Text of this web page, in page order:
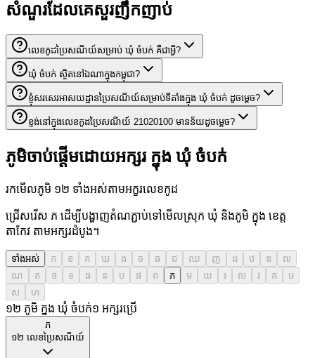
សំណួរដែលគេសួរញឹកញាប់
លេខកូដប្រៃសណីយ៍សម្រាប់ ឃុំ ចំបក់ គឺជាអ្វី?
ឃុំ ចំបក់ ស្ថិតនៅឯណាក្នុងកម្ពុជា?
ខ្ញុំសរសេរអាសយដ្ឋានប្រៃសណីយ៍សម្រាប់ទីតាំងក្នុង ឃុំ ចំបក់ ដូចម្តេច?
ខ្ទង់នៅក្នុងលេខកូដប្រៃសណីយ៍ 21020100 មានន័យដូចម្តេច?
ភូមិចាប់ផ្តើមដោយអក្សរ ក្នុង ឃុំ ចំបក់
រកមើលភូមិ ១២ ទាំងអស់តាមអក្ខរលេខកូដ
ជ្រើសរើស ភ ដើម្បីបង្ហាញតំណភ្ជាប់ទៅមើលស្រុក ឃុំ និងភូមិ ក្នុង ខេត្ត
តាកែវ តាមអក្សរដំបូង។
ទាំងអស់ ក ខ គ ឃ ង ច ឆ ជ ឈ ញ ដ ឋ ឌ
ឍ
ណ
ត ថ ទ ធ ន ប ផ ព ភ ម យ រ ល វ ឝ
ឞ
ស
ហ
១២ ភូមិ ក្នុង ឃុំ ចំបក់១ អក្សរប្រើ
ភ
១២ លេខប្រៃសណីយ៍